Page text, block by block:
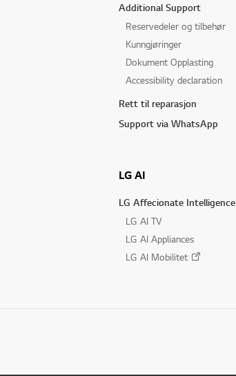
Additional Support
Reservedeler og tilbehør
Kunngjøringer
Dokument Opplasting
Accessibility declaration
Rett til reparasjon
Support via WhatsApp
LG AI
LG Affecionate Intelligence
LG AI TV
LG AI Appliances
LG AI Mobilitet